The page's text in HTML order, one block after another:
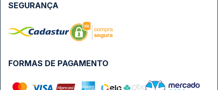
FORMAS DE PAGAMENTO
SEGURANÇA